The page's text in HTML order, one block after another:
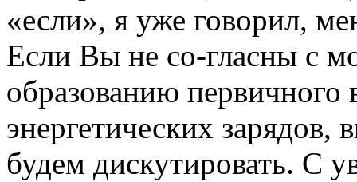
«если», я уже говорил,
Если Вы не со-гласны с
образованию
энергетических
будем дискутировать. С